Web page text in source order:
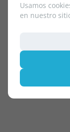
Usamos
en nuestro